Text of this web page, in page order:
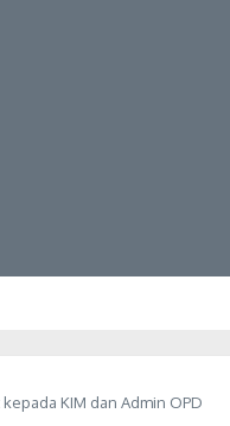
KIM dan Admin OPD